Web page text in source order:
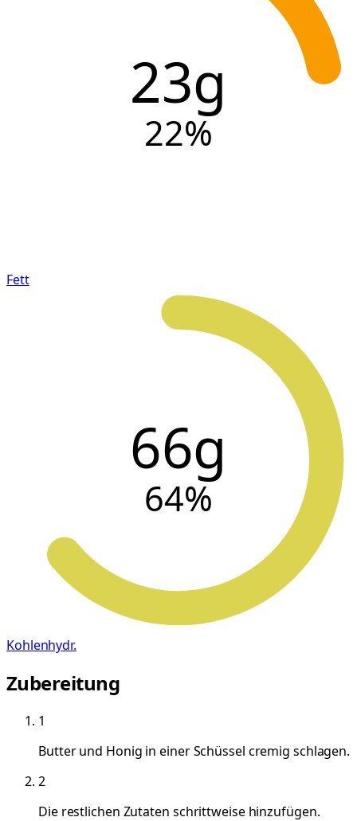
23g
22%
Fett
66g
64%
Kohlenhydr.
Zubereitung
1
Butter und Honig in einer Schüssel cremig schlagen.
2
Die restlichen Zutaten schrittweise hinzufügen.